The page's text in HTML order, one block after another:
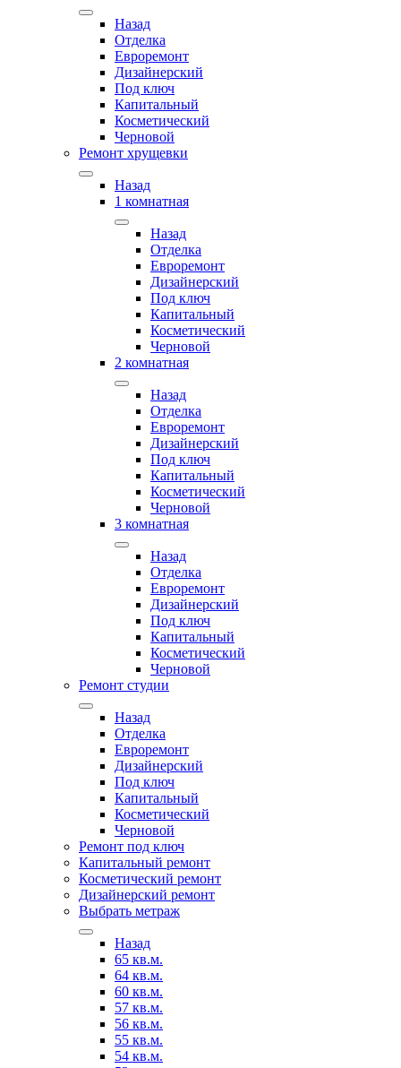
Назад
Отделка
Евроремонт
Дизайнерский
Под ключ
Капитальный
Косметический
Черновой
Ремонт хрущевки
Назад
1 комнатная
Назад
Отделка
Евроремонт
Дизайнерский
Под ключ
Капитальный
Косметический
Черновой
2 комнатная
Назад
Отделка
Евроремонт
Дизайнерский
Под ключ
Капитальный
Косметический
Черновой
3 комнатная
Назад
Отделка
Евроремонт
Дизайнерский
Под ключ
Капитальный
Косметический
Черновой
Ремонт студии
Назад
Отделка
Евроремонт
Дизайнерский
Под ключ
Капитальный
Косметический
Черновой
Ремонт под ключ
Капитальный ремонт
Косметический ремонт
Дизайнерский ремонт
Выбрать метраж
Назад
65 кв.м.
64 кв.м.
60 кв.м.
57 кв.м.
56 кв.м.
55 кв.м.
54 кв.м.